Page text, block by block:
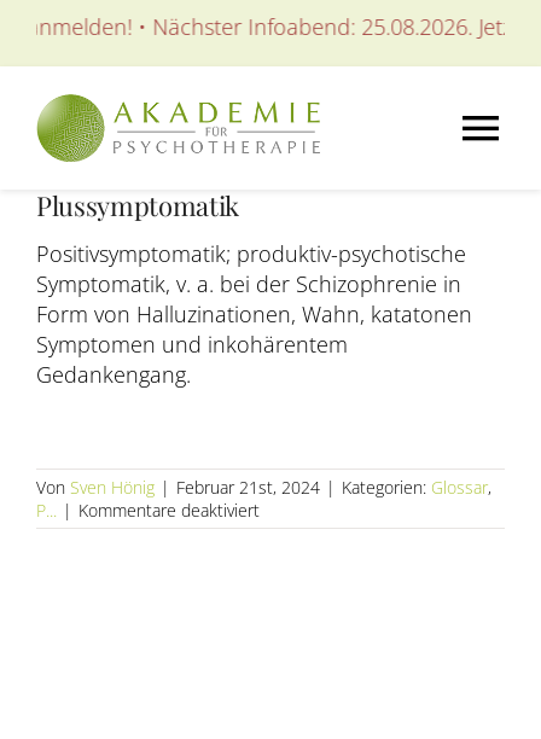
Inhalt
springen
• Nächster Infoabend: 25.08.2026. Jetzt
AKADEMIE
AUSBILDUNGEN
WEITERBILDUNGEN
SEMINARE / KURSE
Plussymptomatik
Positivsymptomatik; produktiv-psychotische
Symptomatik, v. a. bei der Schizophrenie in
Form von Halluzinationen, Wahn, katatonen
Symptomen und inkohärentem
Gedankengang.
Von Sven Hönig | Februar 21st, 2024 | Kategorien: Glossar,
P... | Kommentare deaktiviertfür
Plussymptomatik